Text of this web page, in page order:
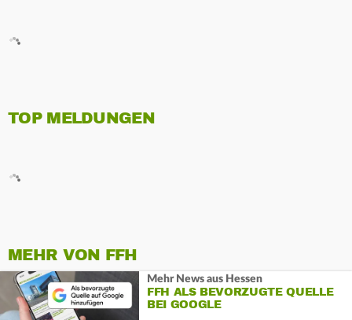
TOP MELDUNGEN
MEHR VON FFH
Mehr News aus Hessen
FFH ALS BEVORZUGTE QUELLE
BEI GOOGLE